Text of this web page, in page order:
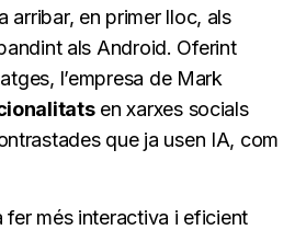
arribar, en primer lloc, als
als Android. Oferint
l’empresa de Mark
en xarxes socials
que ja usen IA, com
més interactiva i eficient